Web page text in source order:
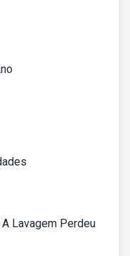
Lavagem Perdeu